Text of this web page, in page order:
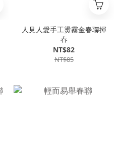
人見人愛手工燙霧金春聯揮
春
NT$82
NT$85